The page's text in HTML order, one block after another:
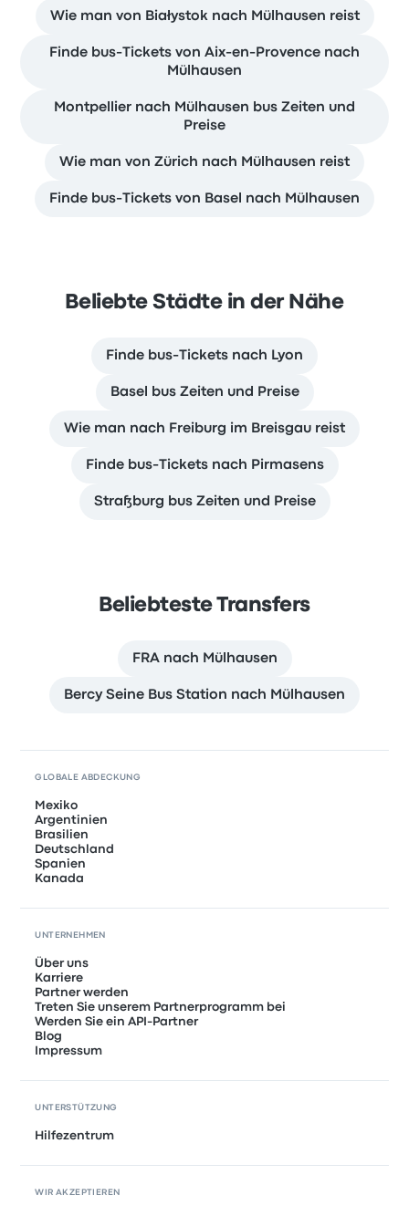
Wie man von Białystok nach Mülhausen reist
Finde bus-Tickets von Aix-en-Provence nach
Mülhausen
Montpellier nach Mülhausen bus Zeiten und
Preise
Wie man von Zürich nach Mülhausen reist
Finde bus-Tickets von Basel nach Mülhausen
Beliebte Städte in der Nähe
Finde bus-Tickets nach Lyon
Basel bus Zeiten und Preise
Wie man nach Freiburg im Breisgau reist
Finde bus-Tickets nach Pirmasens
Straßburg bus Zeiten und Preise
Beliebteste Transfers
FRA nach Mülhausen
Bercy Seine Bus Station nach Mülhausen
GLOBALE ABDECKUNG
Mexiko
Argentinien
Brasilien
Deutschland
Spanien
Kanada
UNTERNEHMEN
Über uns
Karriere
Partner werden
Treten Sie unserem Partnerprogramm bei
Werden Sie ein API-Partner
Blog
Impressum
UNTERSTÜTZUNG
Hilfezentrum
WIR AKZEPTIEREN